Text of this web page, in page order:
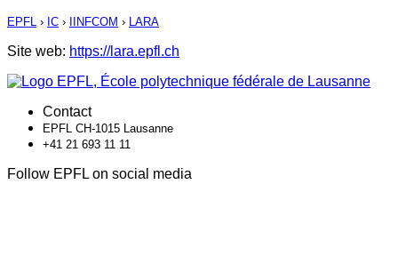
EPFL › IC › IINFCOM › LARA
Site web: https://lara.epfl.ch
Contact
EPFL CH-1015 Lausanne
+41 21 693 11 11
Follow EPFL on social media